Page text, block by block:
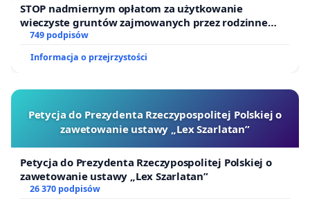
STOP nadmiernym opłatom za użytkowanie
wieczyste gruntów zajmowanych przez rodzinne
ogrody działkowe.
749 podpisów
Informacja o przejrzystości
Petycja do Prezydenta Rzeczypospolitej Polskiej o
zawetowanie ustawy „Lex Szarlatan”
Petycja do Prezydenta Rzeczypospolitej Polskiej o
zawetowanie ustawy „Lex Szarlatan”
26 370 podpisów